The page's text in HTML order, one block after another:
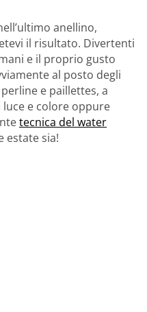
anellino,
il risultato. Divertenti
e il proprio gusto
al posto degli
e paillettes, a
e colore oppure
tecnica del water
estate sia!